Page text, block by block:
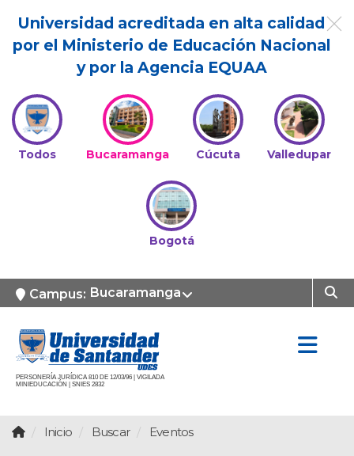
Universidad acreditada en alta calidad
por el Ministerio de Educación Nacional
y por la Agencia EQUAA
Todos Bucaramanga Cúcuta Valledupar
Bogotá
Campus: Bucaramanga
PERSONERÍA JURÍDICA 810 DE 12/03/96 | VIGILADA
MINIEDUCACIÓN | SNIES 2832
Inicio Buscar Eventos